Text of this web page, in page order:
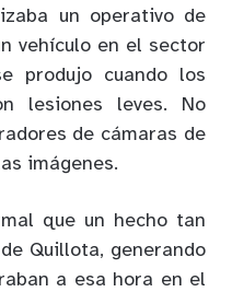
un operativo de
vehículo en el sector
produjo cuando los
lesiones leves. No
de cámaras de
imágenes.
que un hecho tan
Quillota, generando
a esa hora en el